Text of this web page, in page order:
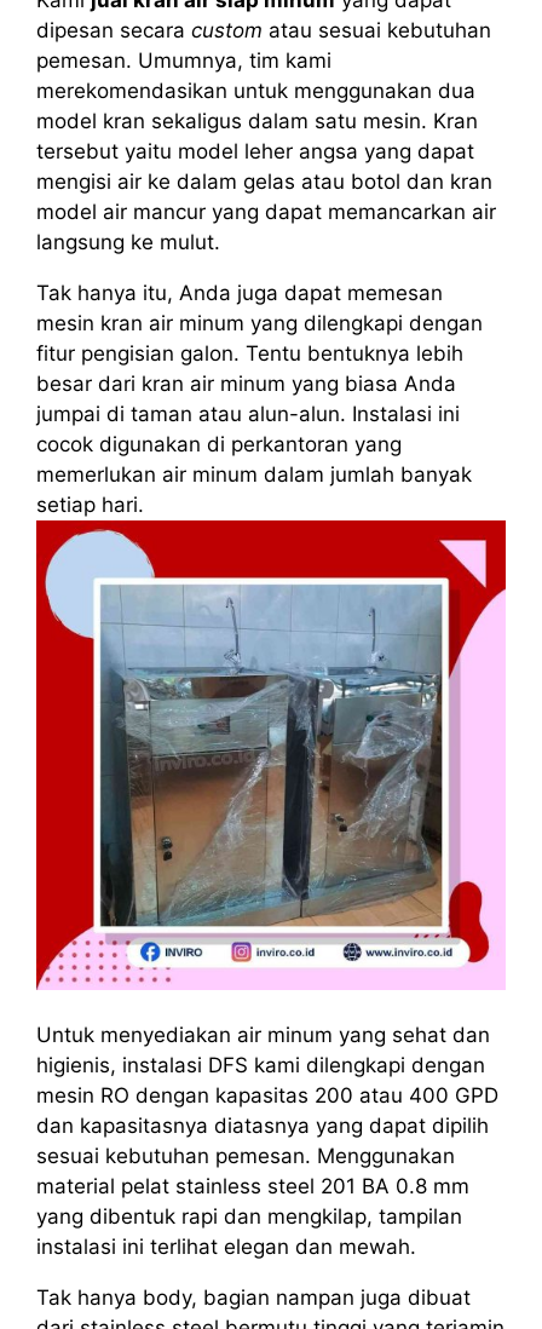
dipesan secara custom atau sesuai kebutuhan
pemesan. Umumnya, tim kami
merekomendasikan untuk menggunakan dua
model kran sekaligus dalam satu mesin. Kran
tersebut yaitu model leher angsa yang dapat
mengisi air ke dalam gelas atau botol dan kran
model air mancur yang dapat memancarkan air
langsung ke mulut.
Tak hanya itu, Anda juga dapat memesan
mesin kran air minum yang dilengkapi dengan
fitur pengisian galon. Tentu bentuknya lebih
besar dari kran air minum yang biasa Anda
jumpai di taman atau alun-alun. Instalasi ini
cocok digunakan di perkantoran yang
memerlukan air minum dalam jumlah banyak
setiap hari.
Untuk menyediakan air minum yang sehat dan
higienis, instalasi DFS kami dilengkapi dengan
mesin RO dengan kapasitas 200 atau 400 GPD
dan kapasitasnya diatasnya yang dapat dipilih
sesuai kebutuhan pemesan. Menggunakan
material pelat stainless steel 201 BA 0.8 mm
yang dibentuk rapi dan mengkilap, tampilan
instalasi ini terlihat elegan dan mewah.
Tak hanya body, bagian nampan juga dibuat